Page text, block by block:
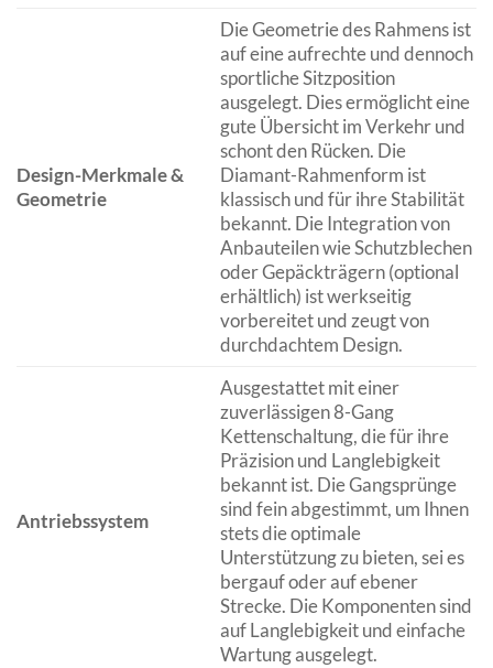
Design-Merkmale &
Geometrie
Die Geometrie des Rahmens ist
auf eine aufrechte und dennoch
sportliche Sitzposition
ausgelegt. Dies ermöglicht eine
gute Übersicht im Verkehr und
schont den Rücken. Die
Diamant-Rahmenform ist
klassisch und für ihre Stabilität
bekannt. Die Integration von
Anbauteilen wie Schutzblechen
oder Gepäckträgern (optional
erhältlich) ist werkseitig
vorbereitet und zeugt von
durchdachtem Design.
Antriebssystem
Ausgestattet mit einer
zuverlässigen 8-Gang
Kettenschaltung, die für ihre
Präzision und Langlebigkeit
bekannt ist. Die Gangsprünge
sind fein abgestimmt, um Ihnen
stets die optimale
Unterstützung zu bieten, sei es
bergauf oder auf ebener
Strecke. Die Komponenten sind
auf Langlebigkeit und einfache
Wartung ausgelegt.